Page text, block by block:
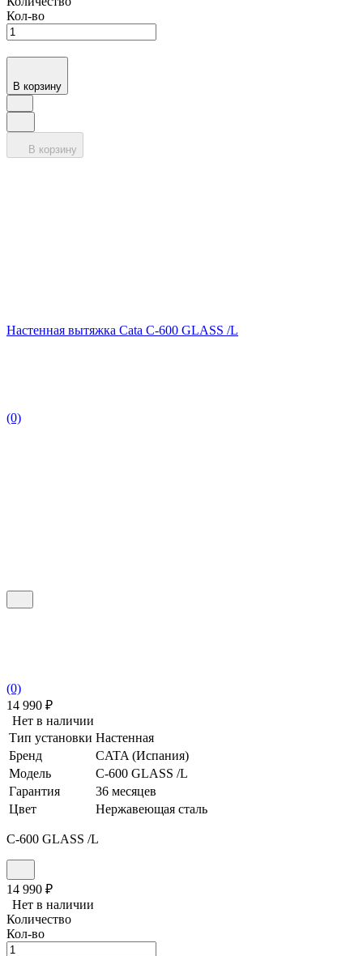
Кол-во
В корзину
В корзину
Настенная вытяжка Cata C-600 GLASS /L
(0)
(0)
14 990 ₽
Нет в наличии
Тип установки Настенная
Бренд
CATA (Испания)
Модель
C-600 GLASS /L
Гарантия
36 месяцев
Цвет
Нержавеющая сталь
C-600 GLASS /L
14 990 ₽
Нет в наличии
Количество
Кол-во